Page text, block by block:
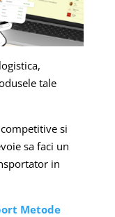
tale
si
sa faci un
in
Metode